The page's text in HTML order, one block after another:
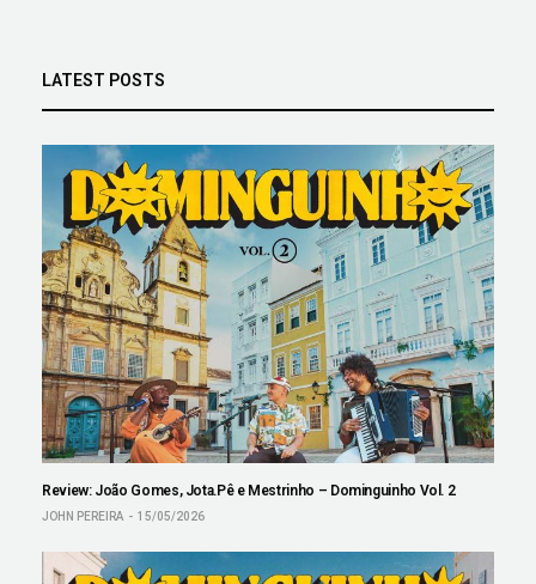
LATEST POSTS
Review: João Gomes, Jota.Pê e Mestrinho – Dominguinho Vol. 2
JOHN PEREIRA 15/05/2026